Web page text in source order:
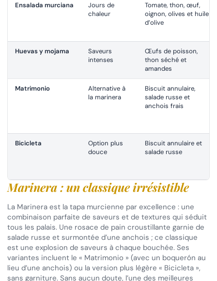
Ensalada murciana
Jours de
chaleur
Tomate, thon, œuf,
oignon, olives et huile
d’olive
Huevas y mojama
Saveurs
intenses
Œufs de poisson,
thon séché et
amandes
Matrimonio
Alternative à
la marinera
Biscuit annulaire,
salade russe et
anchois frais
Bicicleta
Option plus
douce
Biscuit annulaire et
salade russe
Marinera : un classique irrésistible
La Marinera est la tapa murcienne par excellence : une
combinaison parfaite de saveurs et de textures qui séduit
tous les palais. Une rosace de pain croustillante garnie de
salade russe et surmontée d’une anchois ; ce classique
est une explosion de saveurs à chaque bouchée. Ses
variantes incluent le « Matrimonio » (avec un boquerón au
lieu d’une anchois) ou la version plus légère « Bicicleta »,
sans garniture. Sans aucun doute, l’une des meilleures